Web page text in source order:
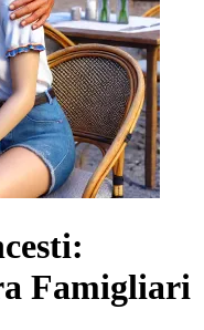
Famigliari